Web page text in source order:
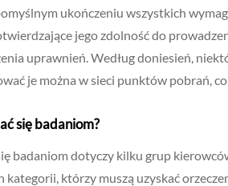
ukończeniu wszystkich
jego zdolność do
uprawnień. Według doniesień,
je można w sieci punktów pobrań,
się badaniom?
badaniom dotyczy kilku grup
którzy muszą uzyskać